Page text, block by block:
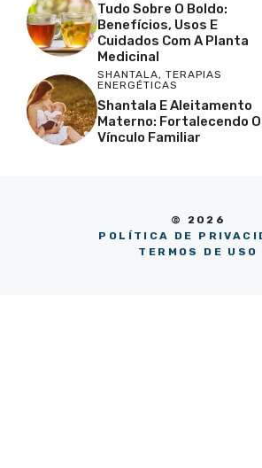
Tudo Sobre O Boldo:
Benefícios, Usos E
Cuidados Com A Planta
Medicinal
SHANTALA, TERAPIAS
ENERGÉTICAS
Shantala E Aleitamento
Materno: Fortalecendo O
Vínculo Familiar
© 2026
POLÍTICA DE
TERMOS DE USO